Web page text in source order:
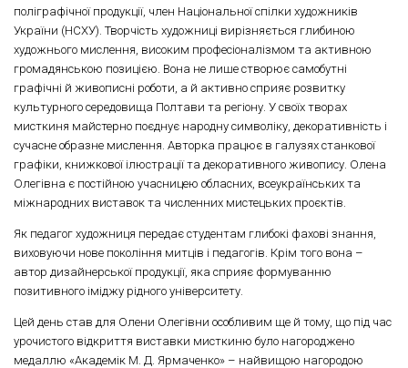
поліграфічної продукції, член Національної спілки художників
України (НСХУ). Творчість художниці вирізняється глибиною
художнього мислення, високим професіоналізмом та активною
громадянською позицією. Вона не лише створює самобутні
графічні й живописні роботи, а й активно сприяє розвитку
культурного середовища Полтави та регіону. У своїх творах
мисткиня майстерно поєднує народну символіку, декоративність і
сучасне образне мислення. Авторка працює в галузях станкової
графіки, книжкової ілюстрації та декоративного живопису. Олена
Олегівна є постійною учасницею обласних, всеукраїнських та
міжнародних виставок та численних мистецьких проєктів.
Як педагог художниця передає студентам глибокі фахові знання,
виховуючи нове покоління митців і педагогів. Крім того вона –
автор дизайнерської продукції, яка сприяє формуванню
позитивного іміджу рідного університету.
Цей день став для Олени Олегівни особливим ще й тому, що під час
урочистого відкриття виставки мисткиню було нагороджено
медаллю «Академік М. Д. Ярмаченко» – найвищою нагородою